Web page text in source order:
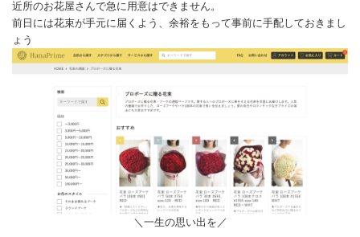
近所のお花屋さんで急に用意はできません。
前日には花束が手元に届くよう、余裕をもって事前に手配しておきまし
ょう
＼一生の思い出を／